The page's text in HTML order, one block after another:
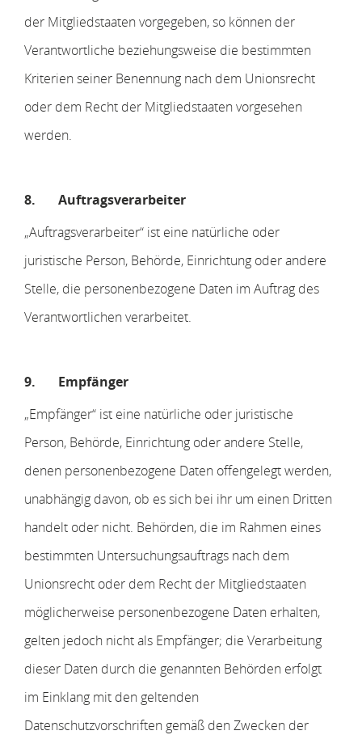
der Mitgliedstaaten vorgegeben, so können der
Verantwortliche beziehungsweise die bestimmten
Kriterien seiner Benennung nach dem Unionsrecht
oder dem Recht der Mitgliedstaaten vorgesehen
werden.
8. Auftragsverarbeiter
„Auftragsverarbeiter“ ist eine natürliche oder
juristische Person, Behörde, Einrichtung oder andere
Stelle, die personenbezogene Daten im Auftrag des
Verantwortlichen verarbeitet.
9. Empfänger
„Empfänger“ ist eine natürliche oder juristische
Person, Behörde, Einrichtung oder andere Stelle,
denen personenbezogene Daten offengelegt werden,
unabhängig davon, ob es sich bei ihr um einen Dritten
handelt oder nicht. Behörden, die im Rahmen eines
bestimmten Untersuchungsauftrags nach dem
Unionsrecht oder dem Recht der Mitgliedstaaten
möglicherweise personenbezogene Daten erhalten,
gelten jedoch nicht als Empfänger; die Verarbeitung
dieser Daten durch die genannten Behörden erfolgt
im Einklang mit den geltenden
Datenschutzvorschriften gemäß den Zwecken der